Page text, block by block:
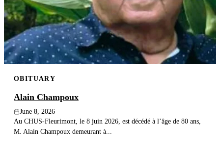
OBITUARY
Alain Champoux
June 8, 2026
Au CHUS-Fleurimont, le 8 juin 2026, est décédé à l’âge de 80 ans,
M. Alain Champoux demeurant à...